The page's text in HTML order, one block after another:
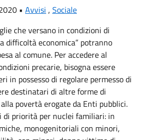
• Avvisi , Sociale
che versano in condizioni di
difficoltà economica” potranno
al comune. Per accedere al
precarie, bisogna essere
in possesso di regolare permesso di
destinatari di altre forme di
povertà erogate da Enti pubblici.
priorità per nuclei familiari: in
monogenitoriali con minori,